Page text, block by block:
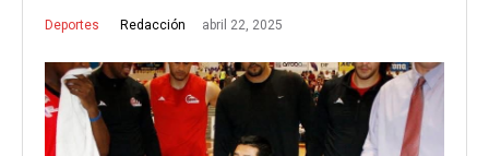
Deportes Redacción abril 22, 2025